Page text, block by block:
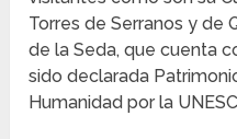
Torres de Serranos y de
de la Seda, que cuenta
sido declarada
Humanidad por la